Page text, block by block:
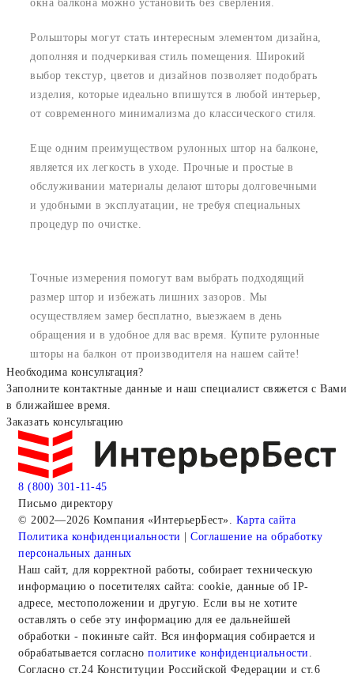
окна балкона можно установить без сверления.
Рольшторы могут стать интересным элементом дизайна,
дополняя и подчеркивая стиль помещения. Широкий
выбор текстур, цветов и дизайнов позволяет подобрать
изделия, которые идеально впишутся в любой интерьер,
от современного минимализма до классического стиля.
Еще одним преимуществом рулонных штор на балконе
является их легкость в уходе. Прочные и простые в
обслуживании материалы делают шторы долговечными
и удобными в эксплуатации, не требуя специальных
процедур по очистке.
Точные измерения помогут вам выбрать подходящий
размер штор и избежать лишних зазоров. Мы
осуществляем замер бесплатно, выезжаем в день
обращения и в удобное для вас время. Купите рулонные
шторы на балкон от производителя на нашем сайте!
Необходима консультация?
Заполните контактные данные и наш специалист свяжется с Вами
в ближайшее время.
Заказать консультацию
8 (800) 301-11-45
Письмо директору
© 2002—2026 Компания «ИнтерьерБест». Карта сайта
Политика конфиденциальности
Соглашение на обработку
персональных данных
Наш сайт, для корректной работы, собирает техническую
информацию о посетителях сайта: cookie, данные об IP-
адресе, местоположении и другую. Если вы не хотите
оставлять о себе эту информацию для ее дальнейшей
обработки - покиньте сайт. Вся информация собирается и
обрабатывается согласно политике конфиденциальности .
Согласно ст.24 Конституции Российской Федерации и ст.6